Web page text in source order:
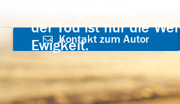
der Tod ist nur die
Ewigkeit.
Kontakt zum Autor
aufnehmen